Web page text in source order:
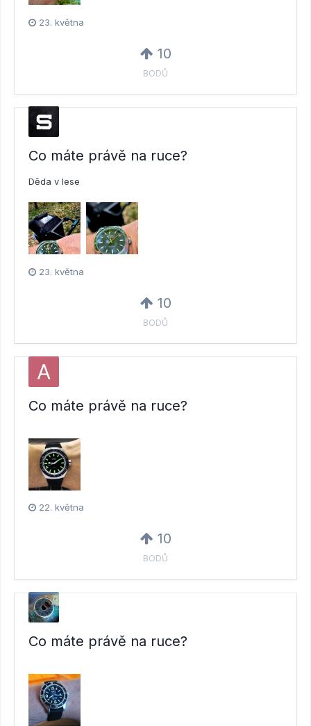
23. května
10
BODŮ
Co máte právě na ruce?
Děda v lese
23. května
10
BODŮ
Co máte právě na ruce?
22. května
10
BODŮ
Co máte právě na ruce?